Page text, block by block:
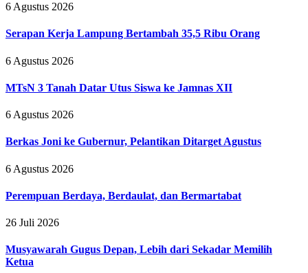
6 Agustus 2026
Serapan Kerja Lampung Bertambah 35,5 Ribu Orang
6 Agustus 2026
MTsN 3 Tanah Datar Utus Siswa ke Jamnas XII
6 Agustus 2026
Berkas Joni ke Gubernur, Pelantikan Ditarget Agustus
6 Agustus 2026
Perempuan Berdaya, Berdaulat, dan Bermartabat
26 Juli 2026
Musyawarah Gugus Depan, Lebih dari Sekadar Memilih
Ketua